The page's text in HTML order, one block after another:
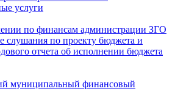
услуги
по финансам администрации ЗГО
слушания по проекту бюджета и
отчета об исполнении бюджета
муниципальный финансовый